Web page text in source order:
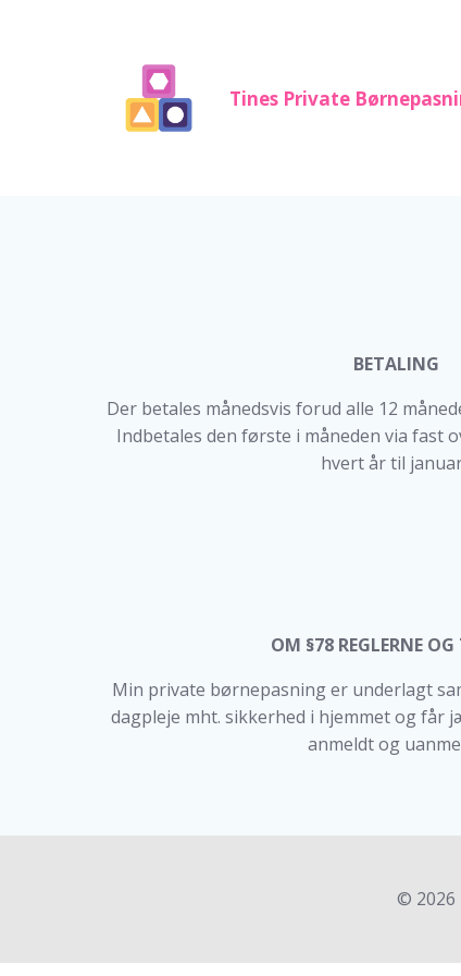
Tines Private
BETALING
Der betales månedsvis forud alle 12
Indbetales den første i måneden via fast
hvert år til
OM §78 REGLERNE
Min private børnepasning er underlagt
dagpleje mht. sikkerhed i hjemmet og får
anmeldt og
© 2026